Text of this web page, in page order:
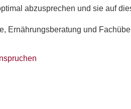
abzusprechen und sie auf
Ernährungsberatung und